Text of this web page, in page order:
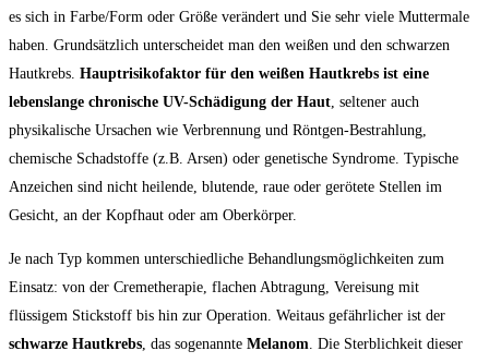
es sich in Farbe/Form oder Größe verändert und Sie sehr viele Muttermale
haben. Grundsätzlich unterscheidet man den weißen und den schwarzen
Hautkrebs. Hauptrisikofaktor für den weißen Hautkrebs ist eine
lebenslange chronische UV-Schädigung der Haut, seltener auch
physikalische Ursachen wie Verbrennung und Röntgen-Bestrahlung,
chemische Schadstoffe (z.B. Arsen) oder genetische Syndrome. Typische
Anzeichen sind nicht heilende, blutende, raue oder gerötete Stellen im
Gesicht, an der Kopfhaut oder am Oberkörper.
Je nach Typ kommen unterschiedliche Behandlungsmöglichkeiten zum
Einsatz: von der Cremetherapie, flachen Abtragung, Vereisung mit
flüssigem Stickstoff bis hin zur Operation. Weitaus gefährlicher ist der
schwarze Hautkrebs, das sogenannte Melanom. Die Sterblichkeit dieser